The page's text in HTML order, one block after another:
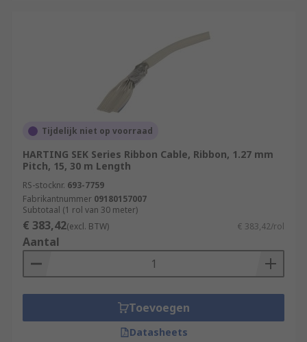
Tijdelijk niet op voorraad
HARTING SEK Series Ribbon Cable, Ribbon, 1.27 mm
Pitch, 15, 30 m Length
RS-stocknr. 693-7759
Fabrikantnummer 09180157007
Subtotaal (1 rol van 30 meter)
€ 383,42(excl. BTW) € 383,42/rol
Aantal
Toevoegen
Datasheets